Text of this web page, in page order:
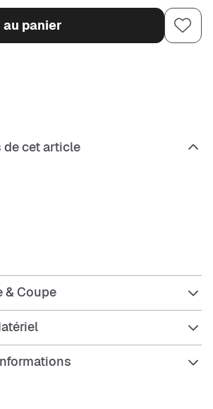
panier
de cet article
hommes
& Coupe